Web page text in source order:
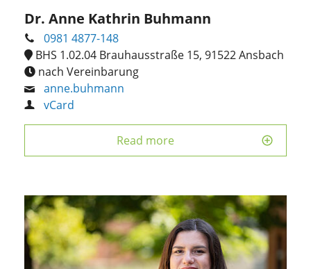
Dr. Anne Kathrin Buhmann
0981 4877-148
BHS 1.02.04 Brauhausstraße 15, 91522 Ansbach
nach Vereinbarung
anne.buhmann
vCard
Read more